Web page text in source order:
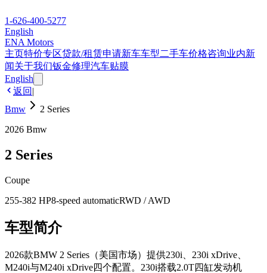
1-626-400-5277
English
ENA Motors
主页特价专区贷款/租赁申请新车车型二手车价格咨询业内新
闻关于我们钣金修理汽车贴膜
English
返回 |
Bmw
2 Series
2026 Bmw
2 Series
Coupe
255-382 HP8-speed automaticRWD / AWD
车型简介
2026款BMW 2 Series（美国市场）提供230i、230i xDrive、
M240i与M240i xDrive四个配置。230i搭载2.0T四缸发动机